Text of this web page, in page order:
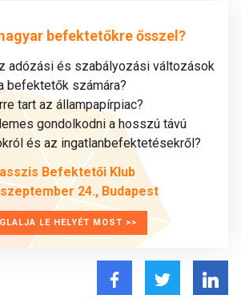
befektetőkre ősszel?
adózási és szabályozási változások
befektetők számára?
tart az állampapírpiac?
gondolkodni a hosszú távú
és az ingatlanbefektetésekről?
Befektetői Klub
24., Budapest
LE HELYÉT MOST >>